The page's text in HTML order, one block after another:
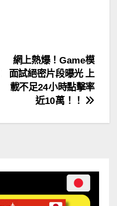
網上熱爆！Game模
面試絕密片段曝光 上
載不足24小時點擊率
近10萬！！